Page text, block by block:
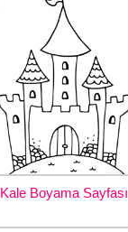
Kale Boyama Sayfası